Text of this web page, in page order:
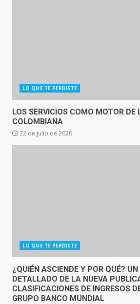
LO QUE TE PERDISTE
LOS SERVICIOS COMO MOTOR DE
COLOMBIANA
22 de julio de 2026
LO QUE TE PERDISTE
¿QUIÉN ASCIENDE Y POR QUÉ?
DETALLADO DE LA NUEVA
CLASIFICACIONES DE INGRESOS
GRUPO BANCO MUNDIAL